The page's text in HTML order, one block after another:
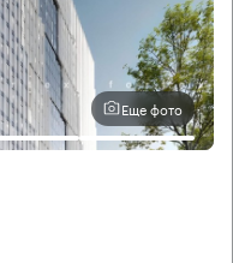
Еще фото